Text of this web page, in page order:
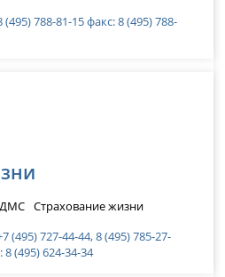
(495) 788-81-15 факс: 8 (495) 788-
ДМС Страхование жизни
(495) 727-44-44, 8 (495) 785-27-
8 (495) 624-34-34